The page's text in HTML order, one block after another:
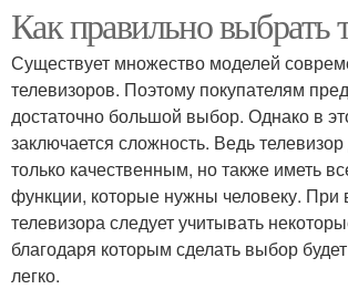
Как правильно выбрать
Существует множество моделей
телевизоров. Поэтому покупателям
достаточно большой выбор. Однако в
заключается сложность. Ведь
только качественным, но также иметь
функции, которые нужны человеку. При
телевизора следует учитывать
благодаря которым сделать выбор
легко.